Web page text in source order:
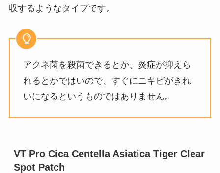
収するようなタイプです。
アクネ菌を殺菌できるとか、炎症が抑えら
れるとかではいので、すぐにニキビがきれ
いになるというものではありません。
VT Pro Cica Centella Asiatica Tiger Clear
Spot Patch